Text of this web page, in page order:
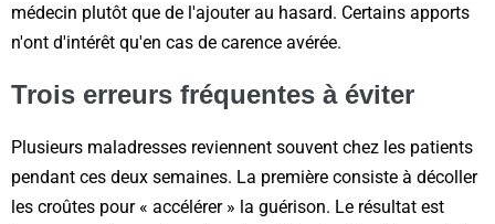
médecin plutôt que de l'ajouter au hasard. Certains apports
n'ont d'intérêt qu'en cas de carence avérée.
Trois erreurs fréquentes à éviter
Plusieurs maladresses reviennent souvent chez les patients
pendant ces deux semaines. La première consiste à décoller
les croûtes pour « accélérer » la guérison. Le résultat est